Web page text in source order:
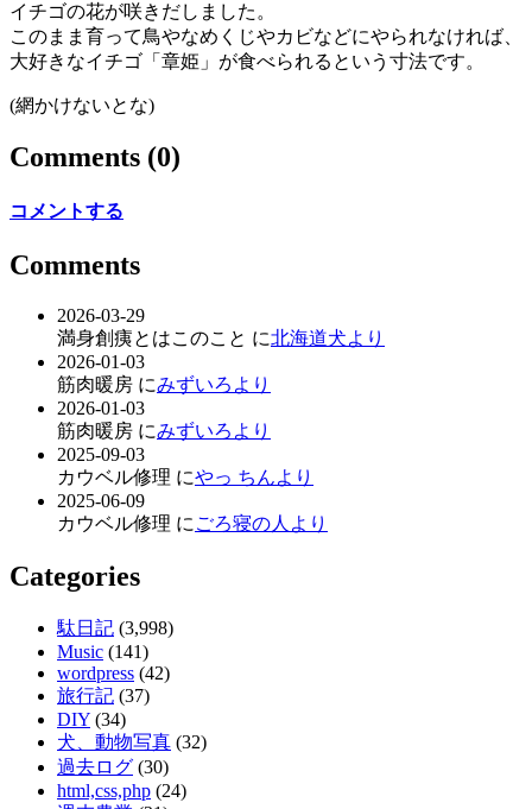
イチゴの花が咲きだしました。
このまま育って鳥やなめくじやカビなどにやられなければ、
大好きなイチゴ「章姫」が食べられるという寸法です。
(網かけないとな)
Comments (0)
コメントする
Comments
2026-03-29
満身創痍とはこのこと に北海道犬より
2026-01-03
筋肉暖房 にみずいろより
2026-01-03
筋肉暖房 にみずいろより
2025-09-03
カウベル修理 にやっ ちんより
2025-06-09
カウベル修理 に ごろ寝の人より
Categories
駄日記 (3,998)
Music (141)
wordpress (42)
旅行記 (37)
DIY (34)
犬、動物写真 (32)
過去ログ (30)
html,css,php (24)